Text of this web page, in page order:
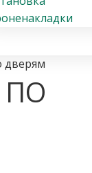
дверям
ПО